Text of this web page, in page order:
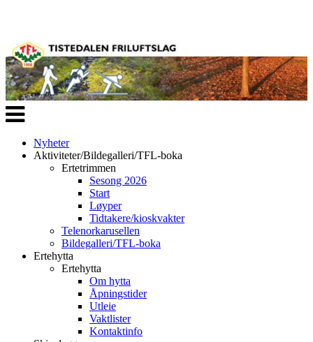
Veksle
navigasjon
Nyheter
Aktiviteter/Bildegalleri/TFL-boka
Ertetrimmen
Sesong 2026
Start
Løyper
Tidtakere/kioskvakter
Telenorkarusellen
Bildegalleri/TFL-boka
Ertehytta
Ertehytta
Om hytta
Åpningstider
Utleie
Vaktlister
Kontaktinfo